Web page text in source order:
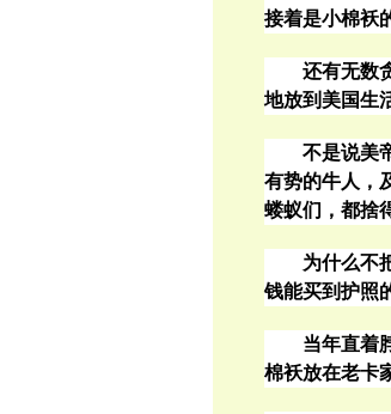
接着是小棉袄
还有无数
地放到美国生
不是说美
有势的牛人，
蝼蚁们，都捨
为什么不
钱能买到护照
当年直着
棉袄放在老卡